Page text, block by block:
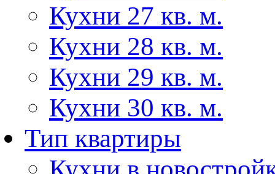
Кухни 27 кв. м.
Кухни 28 кв. м.
Кухни 29 кв. м.
Кухни 30 кв. м.
Тип квартиры